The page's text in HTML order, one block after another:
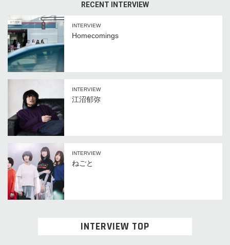
RECENT INTERVIEW
INTERVIEW
Homecomings
INTERVIEW
江沼郁弥
INTERVIEW
ねごと
INTERVIEW TOP